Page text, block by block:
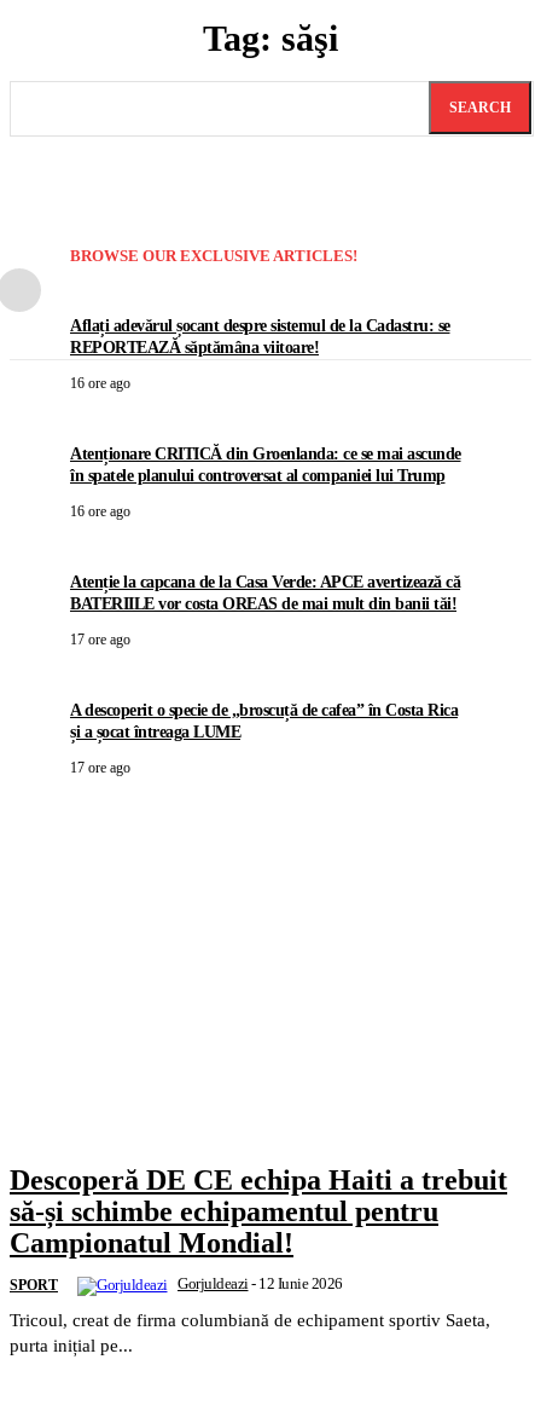
Tag: săşi
SEARCH
BROWSE OUR EXCLUSIVE ARTICLES!
Aflați adevărul șocant despre sistemul de la Cadastru: se
REPORTEAZĂ săptămâna viitoare!
16 ore ago
Atenționare CRITICĂ din Groenlanda: ce se mai ascunde
în spatele planului controversat al companiei lui Trump
16 ore ago
Atenție la capcana de la Casa Verde: APCE avertizează că
BATERIILE vor costa OREAS de mai mult din banii tăi!
17 ore ago
A descoperit o specie de „broscuță de cafea” în Costa Rica
și a șocat întreaga LUME
17 ore ago
Descoperă DE CE echipa Haiti a trebuit
să-și schimbe echipamentul pentru
Campionatul Mondial!
SPORT Gorjuldeazi- 12 Iunie 2026
Tricoul, creat de firma columbiană de echipament sportiv Saeta,
purta inițial pe...